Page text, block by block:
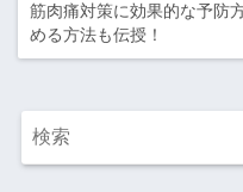
筋肉痛対策に効果的な予防
める方法も伝授！